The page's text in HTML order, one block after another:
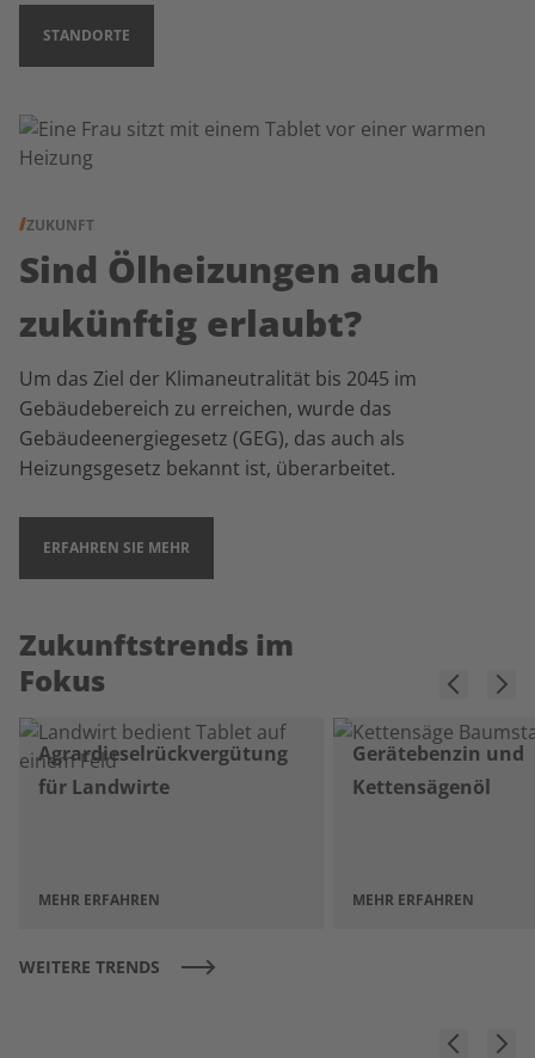
STANDORTE
ZUKUNFT
Sind Ölheizungen auch
zukünftig erlaubt?
Um das Ziel der Klimaneutralität bis 2045 im
Gebäudebereich zu erreichen, wurde das
Gebäudeenergiegesetz (GEG), das auch als
Heizungsgesetz bekannt ist, überarbeitet.
ERFAHREN SIE MEHR
Zukunftstrends im
Fokus
Agrardieselrückvergütung
für Landwirte
MEHR ERFAHREN
Gerätebenzin und
Kettensägenöl
MEHR ERFAHREN
WEITERE TRENDS